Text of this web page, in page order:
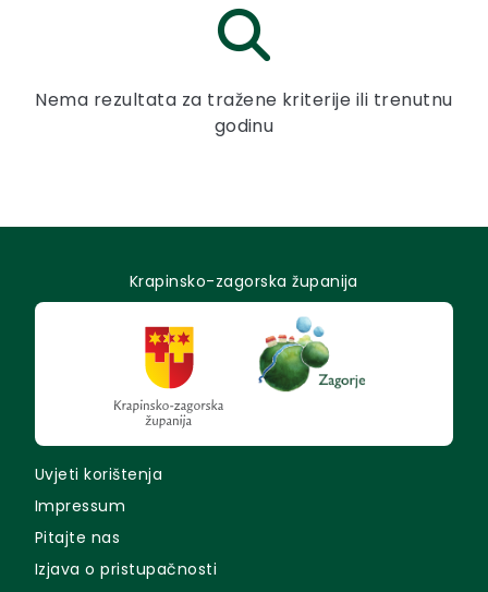
Nema rezultata za tražene kriterije ili trenutnu
godinu
Krapinsko-zagorska županija
Uvjeti korištenja
Impressum
Pitajte nas
Izjava o pristupačnosti